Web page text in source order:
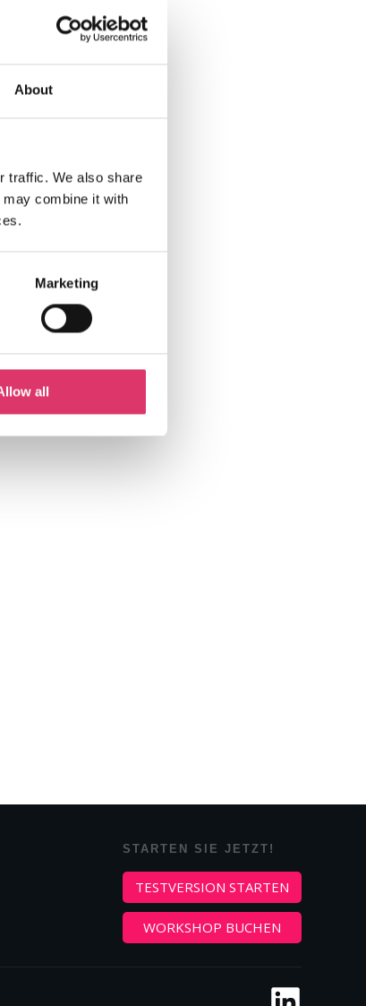
About
traffic. We also share
combine it with
Marketing
all
STARTEN SIE JETZT!
TESTVERSION STARTEN
WORKSHOP BUCHEN